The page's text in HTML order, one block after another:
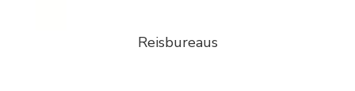
Reisbureaus